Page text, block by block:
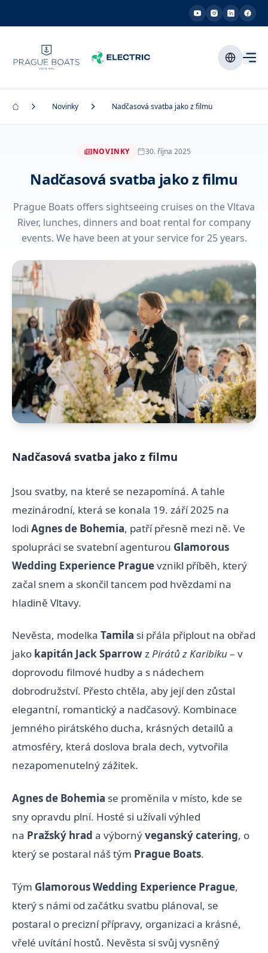
Novinky Nadčasová svatba jako z filmu
NOVINKY 30. října 2025
Nadčasová svatba jako z filmu
Prague Boats offers sightseeing cruises on the Vltava
River, lunches, dinners and boat rental for company
events. We have been at your service for 25 years.
Nadčasová svatba jako z filmu
Jsou svatby, na které se nezapomíná. A tahle
mezinárodní, která se konala 19. září 2025 na
lodi Agnes de Bohemia, patří přesně mezi ně. Ve
spolupráci se svatební agenturou Glamorous
Wedding Experience Praguevznikl příběh, který
začal snem a skončil tancem pod hvězdami na
hladině Vltavy.
Nevěsta, modelka Tamila si přála připlout na obřad
jako kapitán Jack SparrowzPirátů z Karibiku– v
doprovodu filmové hudby a s nádechem
dobrodružství. Přesto chtěla, aby její den zůstal
elegantní, romantický a nadčasový. Kombinace
jemného pirátského ducha, krásných detailů a
atmosféry, která doslova brala dech, vytvořila
nezapomenutelný zážitek.
Agnes de Bohemia se proměnila v místo, kde se
sny opravdu plní. Hosté si užívali výhled
na Pražský hrad a výbornýveganský catering, o
který se postaral náš tým Prague Boats.
Tým Glamorous Wedding Experience Prague,
který s námi od začátku svatbu plánoval, se
postaral o precizní přípravy, organizaci a krásné,
vřelé uvítání hostů. Nevěsta si svůj vysněný